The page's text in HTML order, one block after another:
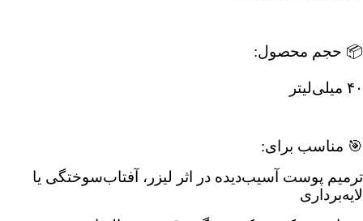
📦 حجم محصول:
۴۰ میلی‌لیتر
🎯 مناسب برای:
ترمیم پوست آسیب‌دیده در اثر لیزر، آفتاب‌سوختگی یا
لایه‌برداری